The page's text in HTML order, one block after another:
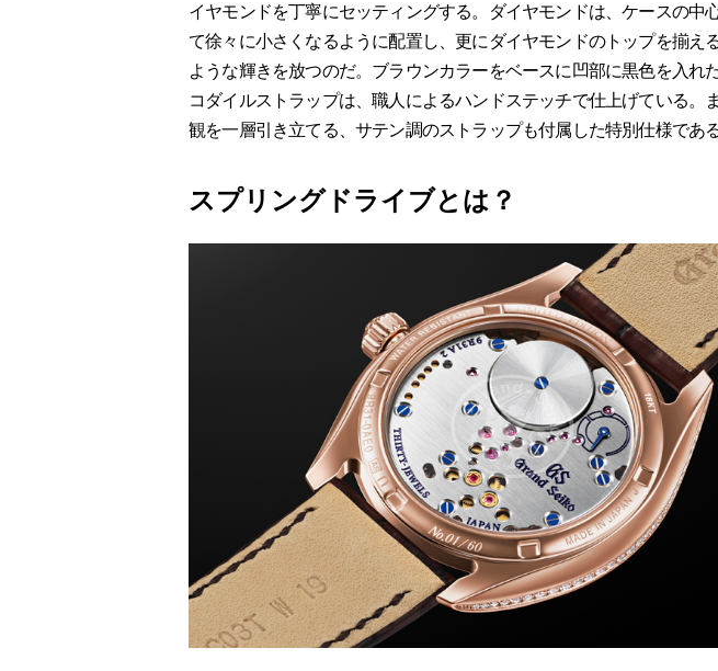
イヤモンドを丁寧にセッティングする。ダイヤモンドは、ケースの中
て徐々に小さくなるように配置し、更にダイヤモンドのトップを揃え
ような輝きを放つのだ。ブラウンカラーをベースに凹部に黒色を入れ
コダイルストラップは、職人によるハンドステッチで仕上げている。
観を一層引き立てる、サテン調のストラップも付属した特別仕様である
スプリングドライブとは？